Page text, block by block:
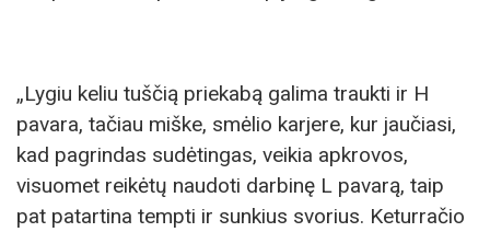
„Lygiu keliu tuščią priekabą galima traukti ir H
pavara, tačiau miške, smėlio karjere, kur jaučiasi,
kad pagrindas sudėtingas, veikia apkrovos,
visuomet reikėtų naudoti darbinę L pavarą, taip
pat patartina tempti ir sunkius svorius. Keturračio